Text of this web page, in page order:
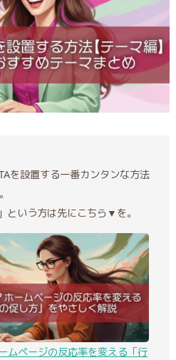
を設置する一番カンタンな方法
という方は先にこちら▼を。
ムページの反応率を変える「行